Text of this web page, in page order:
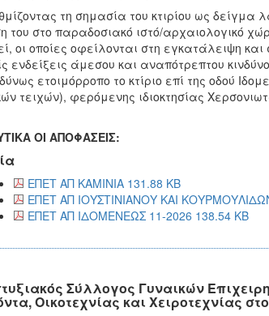
τη σημασία του κτιρίου ως δείγμα
του στο παραδοσιακό ιστό/αρχαιολογικό
οι οποίες οφείλονται στη εγκατάλειψη
ενδείξεις άμεσου και αναπότρεπτου
ετοιμόρροπο το κτίριο επί της οδού
τειχών), φερόμενης ιδιοκτησίας
ΟΙ ΑΠΟΦΑΣΕΙΣ:
ΕΠΕΤ ΑΠ ΚΑΜΙΝΙΑ 131.88 KB
ΕΠΕΤ ΑΠ ΙΟΥΣΤΙΝΙΑΝΟΥ ΚΑΙ
ΕΠΕΤ ΑΠ ΙΔΟΜΕΝΕΩΣ 11-2026 138.54 KB
Σύλλογος Γυναικών
Οικοτεχνίας και Χειροτεχνίας